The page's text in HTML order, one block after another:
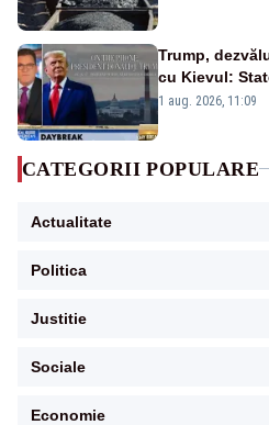
Trump,
cu Kievul:
tot ce vor» din
1 aug. 2026, 11:09
CATEGORII POPULARE
Actualitate
Politica
Justitie
Sociale
Economie